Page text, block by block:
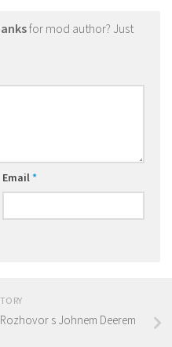
for mod author? Just
Email*
s Johnem Deerem